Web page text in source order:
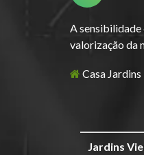
A sensibilidade
valorização da
Casa Jardins
Jardins